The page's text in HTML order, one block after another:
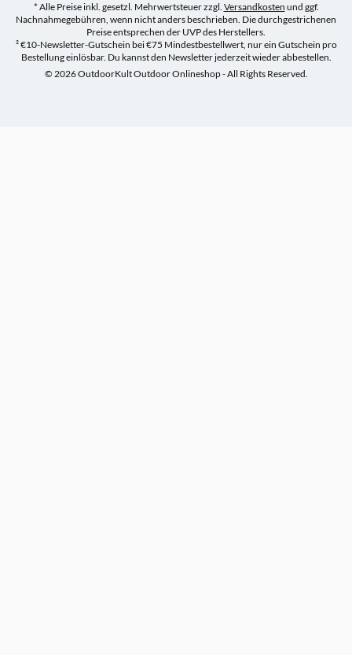
* Alle Preise inkl. gesetzl. Mehrwertsteuer zzgl. Versandkosten und ggf.
Nachnahmegebühren, wenn nicht anders beschrieben. Die durchgestrichenen
Preise entsprechen der UVP des Herstellers.
² €10-Newsletter-Gutschein bei €75 Mindestbestellwert, nur ein Gutschein pro
Bestellung einlösbar. Du kannst den Newsletter jederzeit wieder abbestellen.
© 2026 OutdoorKult Outdoor Onlineshop - All Rights Reserved.